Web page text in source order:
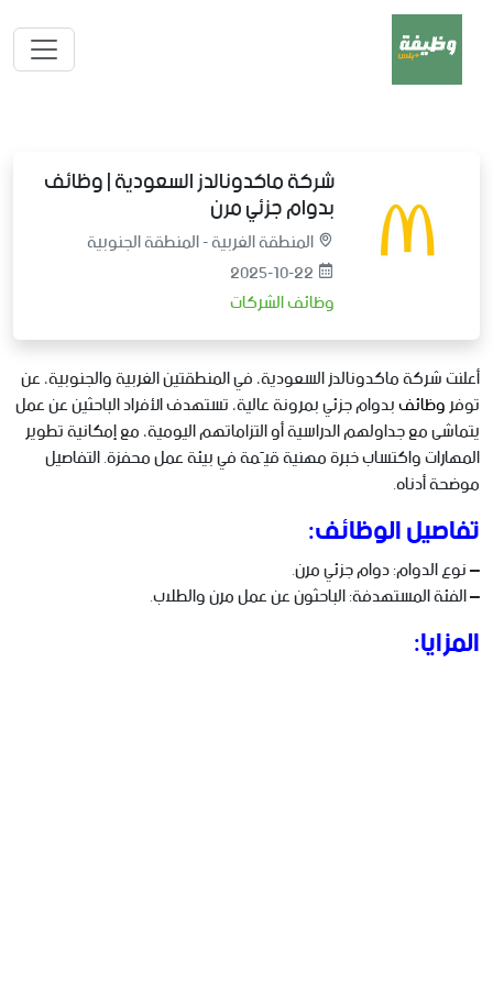
شركة ماكدونالدز السعودية | وظائف
بدوام جزئي مرن
المنطقة الغربية - المنطقة الجنوبية
2025-10-22
وظائف الشركات
أعلنت شركة ماكدونالدز السعودية، في المنطقتين الغربية والجنوبية، عن
توفروظائفبدوام جزئي بمرونة عالية، تستهدف الأفراد الباحثين عن عمل
يتماشى مع جداولهم الدراسية أو التزاماتهم اليومية، مع إمكانية تطوير
المهارات واكتساب خبرة مهنية قيّمة في بيئة عمل محفزة. التفاصيل
موضحة أدناه.
تفاصيل الوظائف:
– نوع الدوام: دوام جزئي مرن.
– الفئة المستهدفة: الباحثون عن عمل مرن والطلاب.
المزايا: